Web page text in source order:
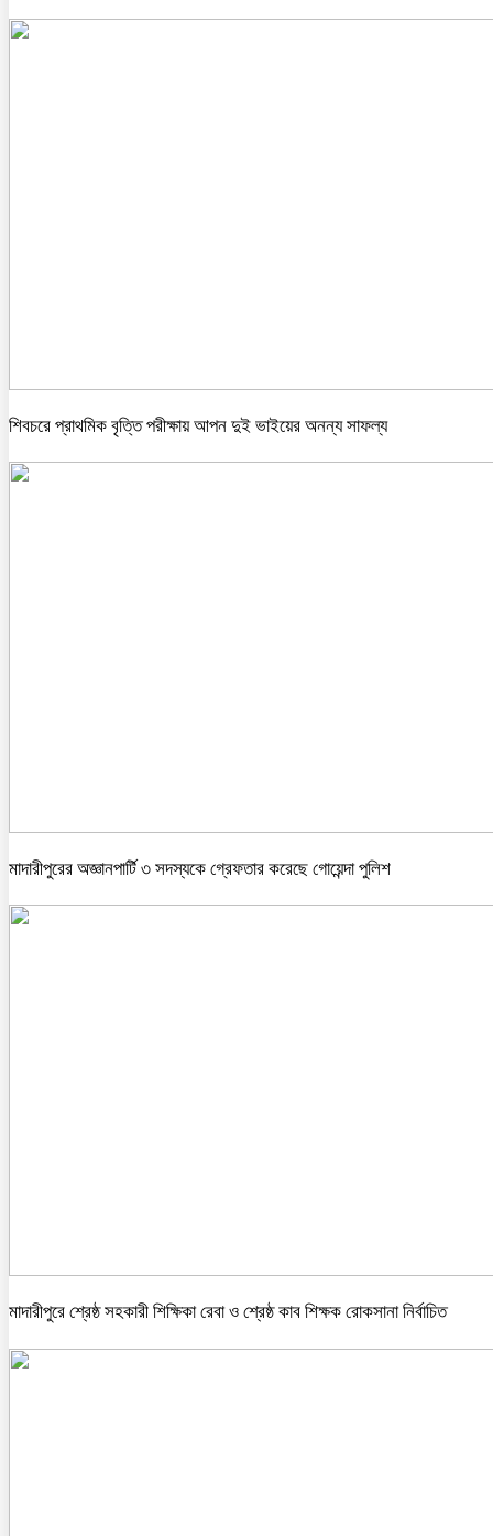
শিবচরে প্রাথমিক বৃত্তি পরীক্ষায় আপন দুই ভাইয়ের অনন্য সাফল্য
মাদারীপুরের অজ্ঞানপার্টি ৩ সদস্যকে গ্রেফতার করেছে গোয়েন্দা পুলিশ
মাদারীপুরে শ্রেষ্ঠ সহকারী শিক্ষিকা রেবা ও শ্রেষ্ঠ কাব শিক্ষক রোকসানা নির্বাচিত